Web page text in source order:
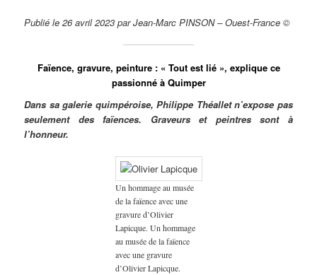
Publié le 26 avril 2023 par Jean-Marc PINSON – Ouest-France ©
Faïence, gravure, peinture : « Tout est lié », explique ce
passionné à Quimper
Dans sa galerie quimpéroise, Philippe Théallet n’expose pas
seulement des faïences. Graveurs et peintres sont à
l’honneur.
Un hommage au musée
de la faïence avec une
gravure d’Olivier
Lapicque. Un hommage
au musée de la faïence
avec une gravure
d’Olivier Lapicque.